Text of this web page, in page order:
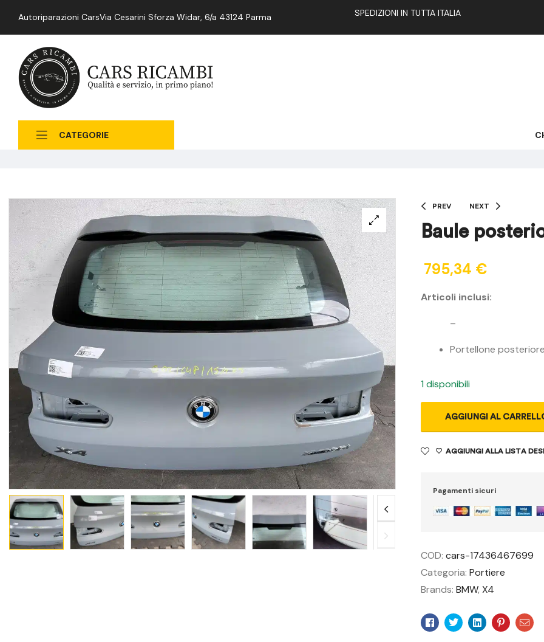
Autoriparazioni CarsVia Cesarini Sforza Widar, 6/a 43124 Parma SPEDIZIONI IN TUTTA ITALIA
CATEGORIE
PREV NEXT
Baule
795,34 €
Articoli inclusi:
–
Portellone
1 disponibili
AGGIUNGI AL
AGGIUNGI ALLA LISTA
Pagamenti sicuri
COD:cars-17436467699
Categoria:Portiere
Brands:BMW,X4
Facebook
TwitterLinkedin